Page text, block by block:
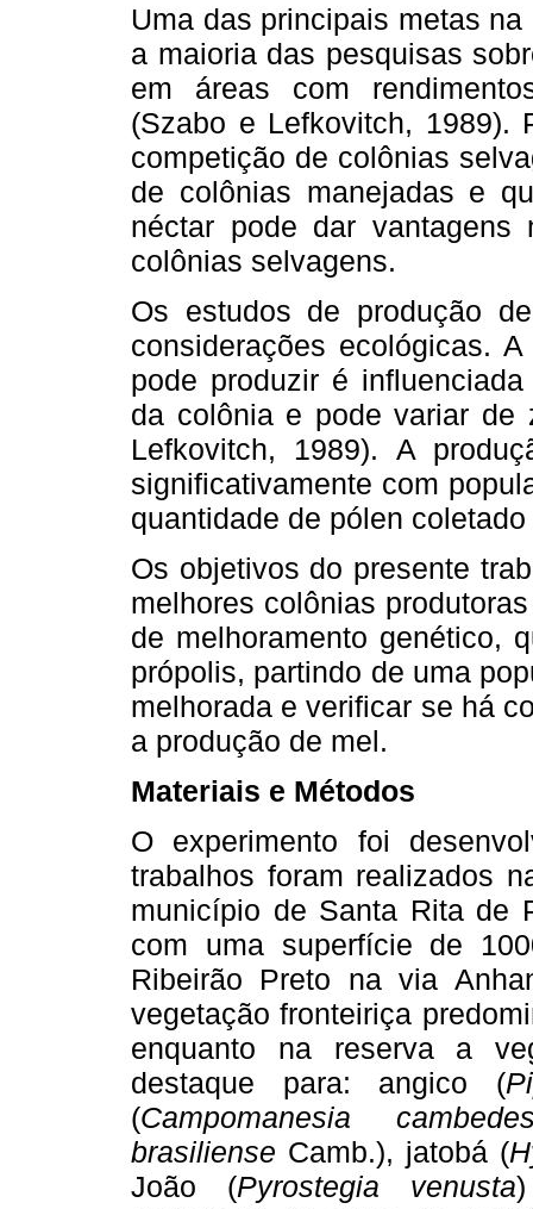
Uma das principais metas
a maioria das pesquisas
em áreas com
(Szabo e Lefkovitch, 1989).
competição de colônias
de colônias manejadas e
néctar pode dar vantagens
colônias selvagens.
Os estudos de produção
considerações ecológicas.
pode produzir é
da colônia e pode variar de
Lefkovitch, 1989). A
significativamente com
quantidade de pólen
Os objetivos do presente
melhores colônias
de melhoramento genético,
própolis, partindo de uma
melhorada e verificar se há
a produção de mel.
Materiais e Métodos
O experimento foi
trabalhos foram realizados
município de Santa Rita de
com uma superfície de
Ribeirão Preto na via
vegetação fronteiriça
enquanto na reserva a
destaque para: angico (
(Campomanesia
brasiliense Camb.), jatobá (
João (Pyrostegia venusta